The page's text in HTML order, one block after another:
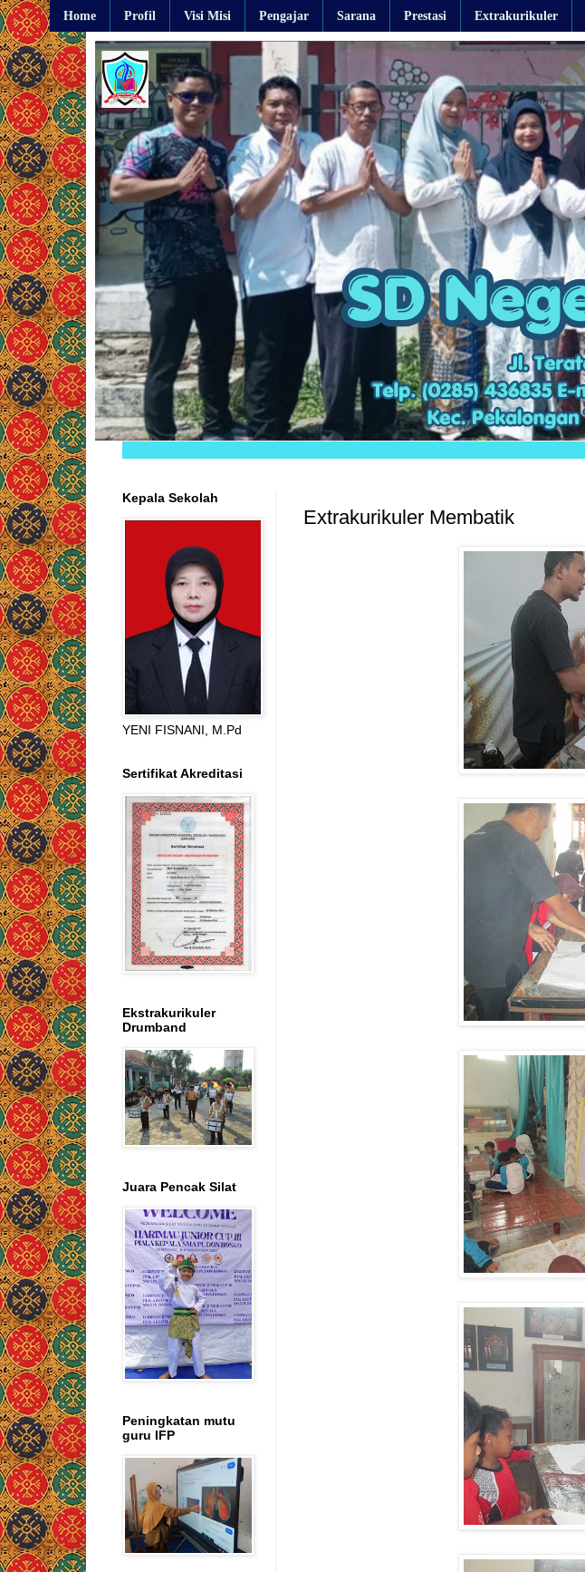
Home Profil Visi Misi Pengajar Sarana Prestasi Extrakurikuler
Extrakurikuler Membatik
Kepala Sekolah
YENI FISNANI, M.Pd
Sertifikat Akreditasi
Ekstrakurikuler
Drumband
Juara Pencak Silat
Peningkatan mutu
guru IFP